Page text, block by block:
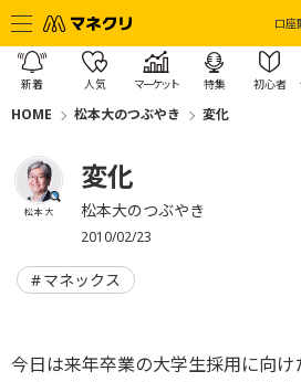
口座
新着 人気 マーケット 特集 初心者
HOME 松本大のつぶやき 変化
松本 大
変化
松本大のつぶやき
2010/02/23
マネックス
今日は来年卒業の大学生採用に向